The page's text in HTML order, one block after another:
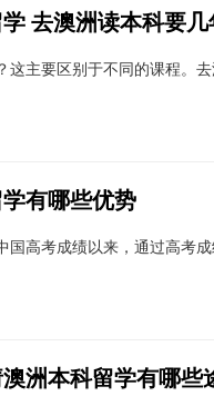
去澳洲读本科要几
这主要区别于不同的课程。
有哪些优势
国高考成绩以来，通过高考
洲本科留学有哪些